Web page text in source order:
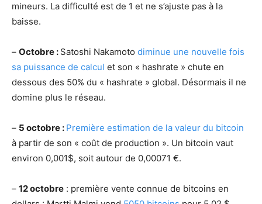
mineurs. La difficulté est de 1 et ne s’ajuste pas à la
baisse.
– Octobre : Satoshi Nakamoto diminue une nouvelle fois
sa puissance de calcul et son « hashrate » chute en
dessous des 50% du « hashrate » global. Désormais il ne
domine plus le réseau.
– 5 octobre : Première estimation de la valeur du bitcoin
à partir de son « coût de production ». Un bitcoin vaut
environ 0,001$, soit autour de 0,00071 €.
– 12 octobre : première vente connue de bitcoins en